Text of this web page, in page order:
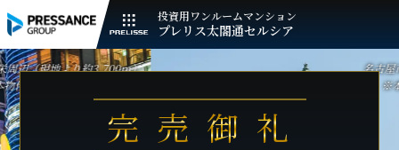
投資用ワンルームマンション
プレリス太閤通セルシア
完売御礼
現地より約3,700m）
エリアと異なります。
名古屋市役
※本物